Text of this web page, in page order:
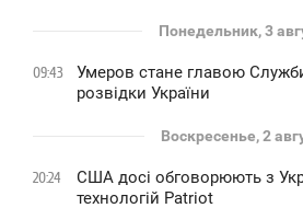
Понедельник, 3
09:43
Умеров стане главою
розвідки України
Воскресенье, 2
20:24
США досі обговорюють з
технологій Patriot